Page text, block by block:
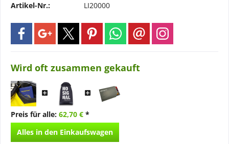
Artikel-Nr.: LI20000
Wird oft zusammen gekauft
Preis für alle: 62,70 € *
Alles in den Einkaufswagen